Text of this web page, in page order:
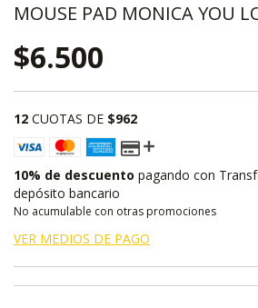
MOUSE PAD MONICA YOU
$6.500
12 CUOTAS DE $962
10% de descuento pagando con
depósito bancario
No acumulable con otras promociones
VER MEDIOS DE PAGO